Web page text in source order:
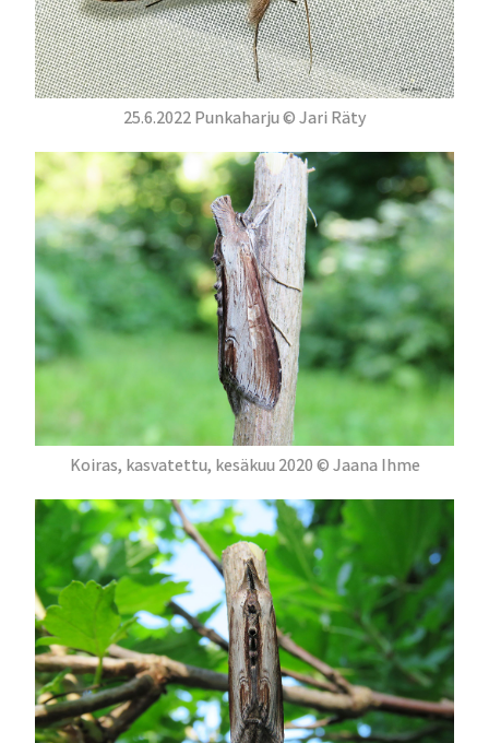
25.6.2022 Punkaharju © Jari Räty
Koiras, kasvatettu, kesäkuu 2020 © Jaana Ihme